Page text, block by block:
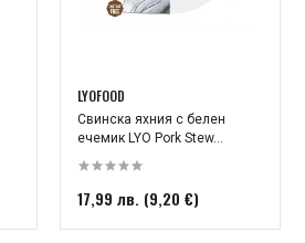
LYOFOOD
Свинска яхния с белен
ечемик LYO Pork Stew...
17,99 лв. (9,20 €)